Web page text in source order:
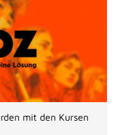
mit den Kursen